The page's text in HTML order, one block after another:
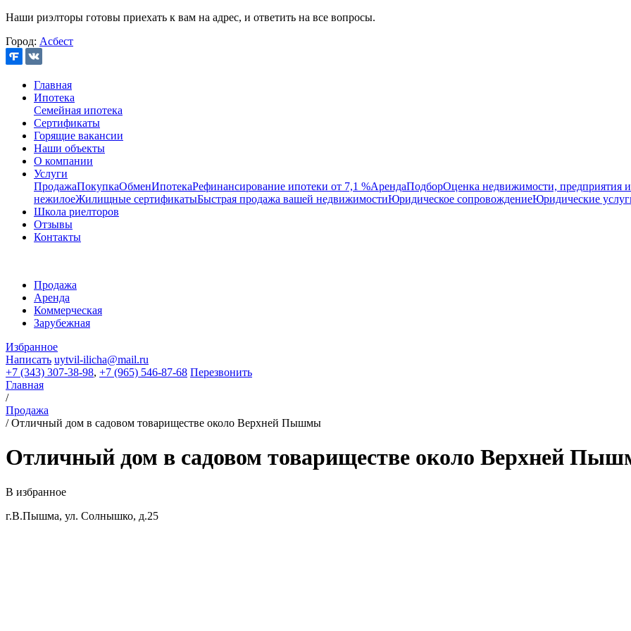
Наши риэлторы готовы приехать к вам на адрес, и ответить на все вопросы.
Город: Асбест
Главная
Ипотека
Семейная ипотека
Сертификаты
Горящие вакансии
Наши объекты
О компании
Услуги
ПродажаПокупкаОбменИпотекаРефинансирование ипотеки от 7,1 %АрендаПодборОценка недвижимости, предприятия и
нежилоеЖилищные сертификатыБыстрая продажа вашей недвижимостиЮридическое сопровождениеЮридические
Школа риелторов
Отзывы
Контакты
Продажа
Аренда
Коммерческая
Зарубежная
Избранное
Написать uytvil-ilicha@mail.ru
+7 (343) 307-38-98, +7 (965) 546-87-68 Перезвонить
Главная
/
Продажа
/Отличный дом в садовом товариществе около Верхней Пышмы
Отличный дом в садовом товариществе около Верхней
В избранное
г.В.Пышма, ул. Солнышко, д.25